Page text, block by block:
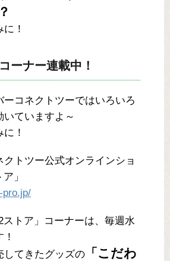
！
ーナー連載中！
ーコネクトツーではいろいろ
いていますよ～
！
トツー公式オンラインショ
」
pro.jp/
ストア」コーナーは、毎週水
してきたグッズの
「こだわ